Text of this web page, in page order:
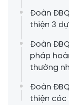
Đoàn
thiện 3
Đoàn
pháp
thường
Đoàn
thiện các